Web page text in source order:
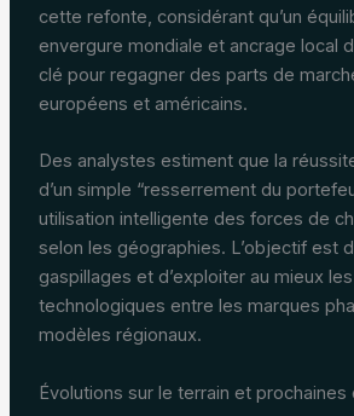
cette refonte, considérant qu’un
envergure mondiale et ancrage local
clé pour regagner des parts de
européens et américains.
Des analystes estiment que la
d’un simple “resserrement du
utilisation intelligente des forces de
selon les géographies. L’objectif est
gaspillages et d’exploiter au mieux
technologiques entre les marques
modèles régionaux.
Évolutions sur le terrain et prochaines